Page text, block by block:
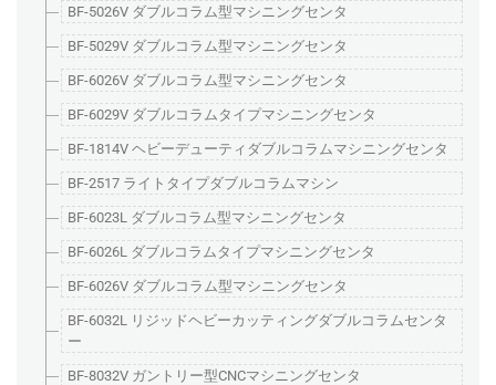
BF-5026V ダブルコラム型マシニングセンタ
BF-5029V ダブルコラム型マシニングセンタ
BF-6026V ダブルコラム型マシニングセンタ
BF-6029V ダブルコラムタイプマシニングセンタ
BF-1814V ヘビーデューティダブルコラムマシニングセンタ
BF-2517 ライトタイプダブルコラムマシン
BF-6023L ダブルコラム型マシニングセンタ
BF-6026L ダブルコラムタイプマシニングセンタ
BF-6026V ダブルコラム型マシニングセンタ
BF-6032L リジッドヘビーカッティングダブルコラムセンタ
ー
BF-8032V ガントリー型CNCマシニングセンタ